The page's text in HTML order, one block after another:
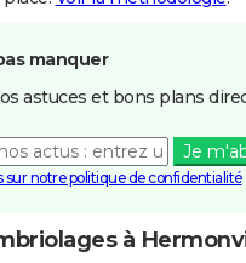
manquer
astuces et bons plans
Je
sur notre politique de confidentialité
à